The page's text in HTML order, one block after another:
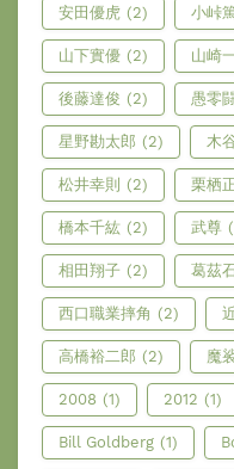
安田優虎 (2) 小峠
山下實優 (2) 山崎
後藤達俊 (2) 愚零
星野勘太郎 (2) 木
松井幸則 (2) 栗栖
橋本千紘 (2) 武尊
相田翔子 (2) 葛茲
西口職業摔角 (2)
高橋裕二郎 (2) 魔
2008 (1) 2012 (1)
Bill Goldberg (1)